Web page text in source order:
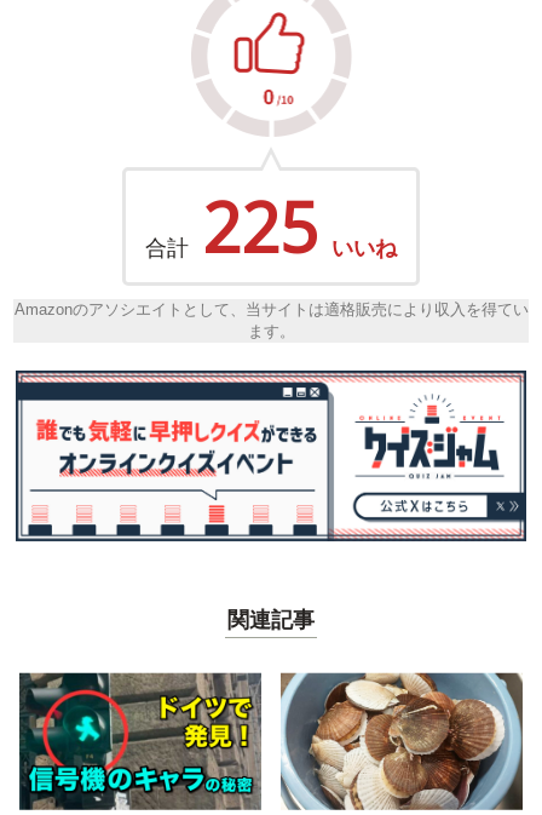
合計 225 いいね
Amazonのアソシエイトとして、当サイトは適格販売により収入を得てい
ます。
関連記事